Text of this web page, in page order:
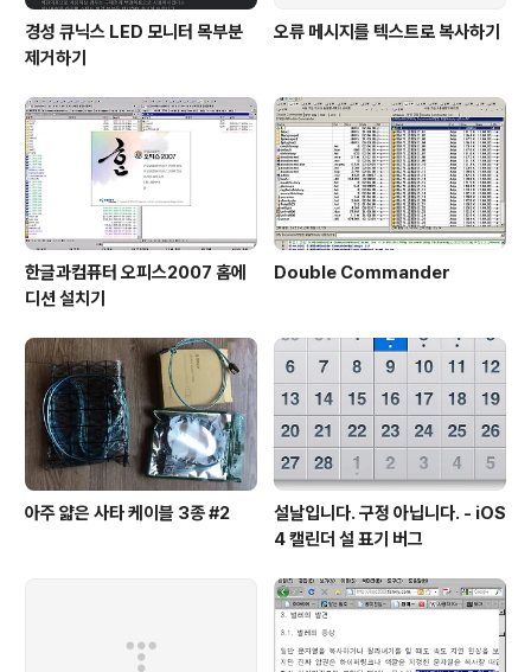
경성 큐닉스 LED 모니터 목부분
제거하기
오류 메시지를 텍스트로 복사하기
한글과컴퓨터 오피스2007 홈에
디션 설치기
Double Commander
아주 얇은 사타 케이블 3종 #2
설날입니다. 구정 아닙니다. - iOS
4 캘린더 설 표기 버그